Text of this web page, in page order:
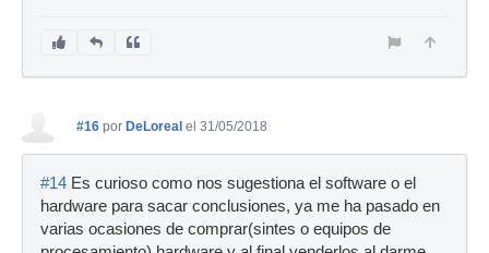
#16 por DeLoreal el 31/05/2018
#14 Es curioso como nos sugestiona el software o el
hardware para sacar conclusiones, ya me ha pasado en
varias ocasiones de comprar(sintes o equipos de